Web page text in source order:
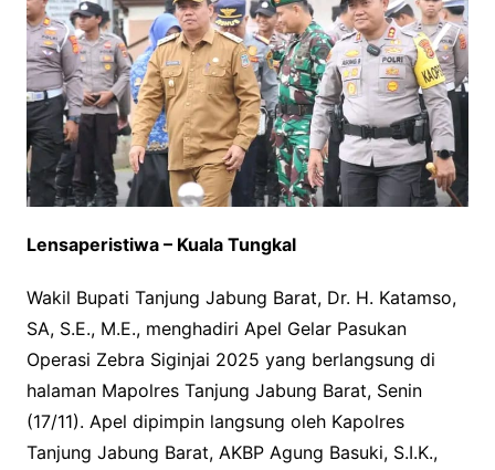
Lensaperistiwa – Kuala Tungkal
Wakil Bupati Tanjung Jabung Barat, Dr. H. Katamso,
SA, S.E., M.E., menghadiri Apel Gelar Pasukan
Operasi Zebra Siginjai 2025 yang berlangsung di
halaman Mapolres Tanjung Jabung Barat, Senin
(17/11). Apel dipimpin langsung oleh Kapolres
Tanjung Jabung Barat, AKBP Agung Basuki, S.I.K.,